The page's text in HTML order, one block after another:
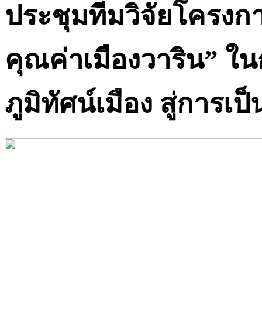
ประชุมทีมวิจัยโครง
คุณค่าเมืองวาริน” ใ
ภูมิทัศน์เมือง สู่การเป็